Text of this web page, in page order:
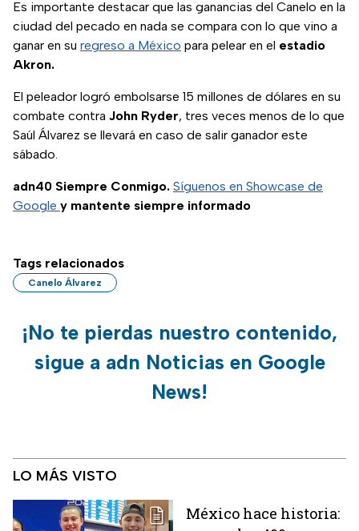
Es importante destacar que las ganancias del Canelo en la
ciudad del pecado en nada se compara con lo que vino a
ganar en su regreso a México para pelear en el estadio
Akron.
El peleador logró embolsarse 15 millones de dólares en su
combate contra John Ryder, tres veces menos de lo que
Saúl Álvarez se llevará en caso de salir ganador este
sábado.
adn40 Siempre Conmigo. Síguenos en Showcase de
Google y mantente siempre informado
Tags relacionados
Canelo Álvarez
¡No te pierdas nuestro contenido,
sigue a adn Noticias en Google
News!
LO MÁS VISTO
México hace historia: